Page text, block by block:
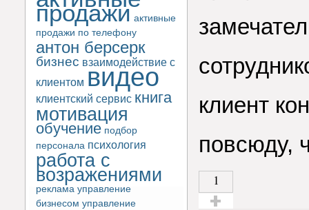
продажи активные
продажи по телефону
антон берсерк
бизнес взаимодействие с
клиентом видео
клиентский сервис книга
мотивация
обучение подбор
персонала психология
работа с
возражениями
реклама управление
бизнесом управление
клиент
повсюду,
1